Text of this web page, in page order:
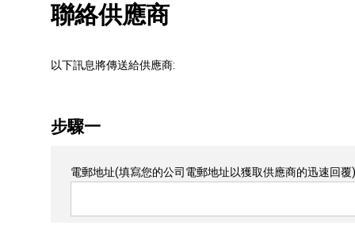
聯絡供應商
以下訊息將傳送給供應商:
步驟一
電郵地址(填寫您的公司電郵地址以獲取供應商的迅速回覆)